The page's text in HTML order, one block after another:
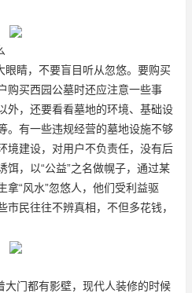
眼睛，不要盲目听从忽悠。要购买
购买西园公墓时还应注意一些事
外，还要看看墓地的环境、基础设
。有一些违规经营的墓地设施不够
境建设，对用户不负责任，没有后
饵，以“公益”之名做幌子，通过某
拿“风水”忽悠人，他们受利益驱
民往往不辨真相，不但多花钱，
大门都有影壁，现代人装修的时候